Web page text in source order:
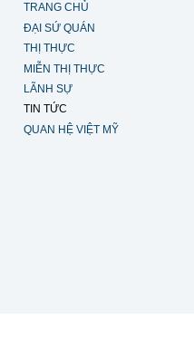
TRANG CHỦ
ĐẠI SỨ QUÁN
THỊ THỰC
MIỄN THỊ THỰC
LÃNH SỰ
TIN TỨC
QUAN HỆ VIỆT MỸ